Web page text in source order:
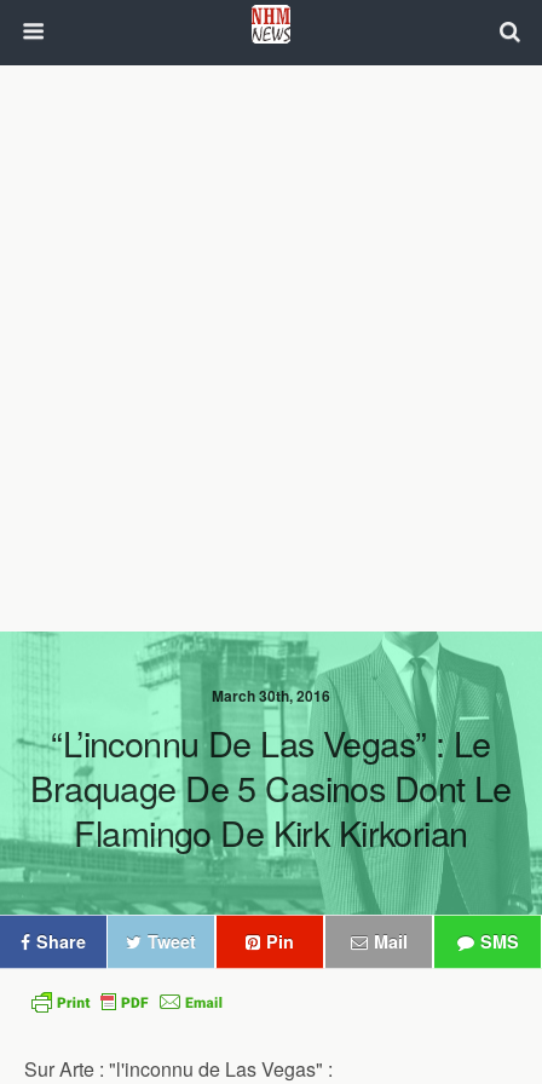
March 30th, 2016
“L’inconnu De Las Vegas” : Le
Braquage De 5 Casinos Dont Le
Flamingo De Kirk Kirkorian
Share Tweet Pin Mail SMS
Sur Arte : "l'inconnu de Las Vegas" :